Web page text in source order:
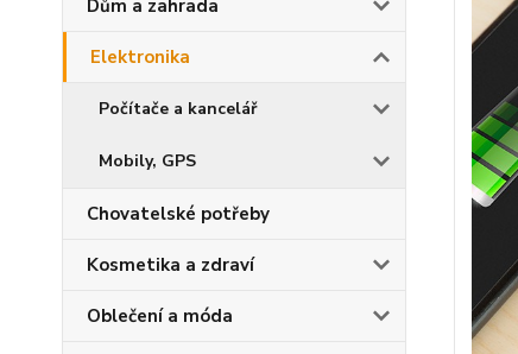
Dům a zahrada
Elektronika
Počítače a kancelář
Mobily, GPS
Chovatelské potřeby
Kosmetika a zdraví
Oblečení a móda